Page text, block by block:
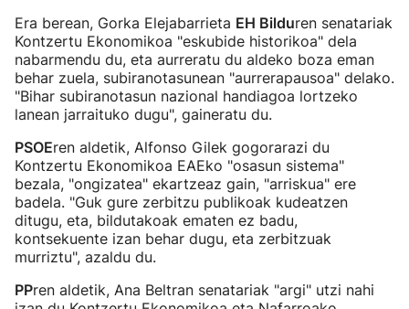
Era berean, Gorka Elejabarrieta EH Bilduren senatariak
Kontzertu Ekonomikoa "eskubide historikoa" dela
nabarmendu du, eta aurreratu du aldeko boza eman
behar zuela, subiranotasunean "aurrerapausoa" delako.
"Bihar subiranotasun nazional handiagoa lortzeko
lanean jarraituko dugu", gaineratu du.
PSOEren aldetik, Alfonso Gilek gogorarazi du
Kontzertu Ekonomikoa EAEko "osasun sistema"
bezala, "ongizatea" ekartzeaz gain, "arriskua" ere
badela. "Guk gure zerbitzu publikoak kudeatzen
ditugu, eta, bildutakoak ematen ez badu,
kontsekuente izan behar dugu, eta zerbitzuak
murriztu", azaldu du.
PPren aldetik, Ana Beltran senatariak "argi" utzi nahi